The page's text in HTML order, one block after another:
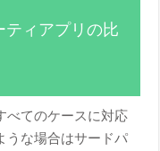
ティアプリの比
べてのケースに対応
うな場合はサードパ